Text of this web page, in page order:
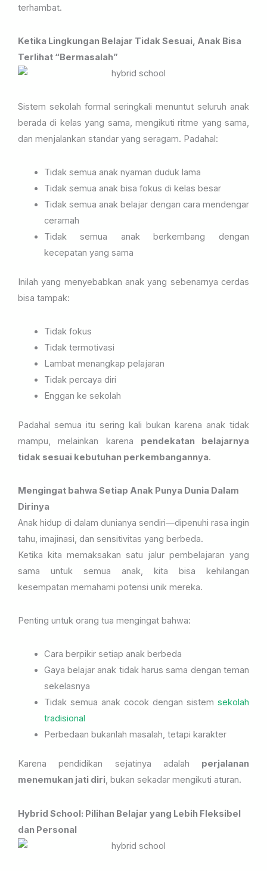
terhambat.
Ketika Lingkungan Belajar Tidak Sesuai, Anak Bisa
Terlihat “Bermasalah”
Sistem sekolah formal seringkali menuntut seluruh anak
berada di kelas yang sama, mengikuti ritme yang sama,
dan menjalankan standar yang seragam. Padahal:
Tidak semua anak nyaman duduk lama
Tidak semua anak bisa fokus di kelas besar
Tidak semua anak belajar dengan cara mendengar
ceramah
Tidak semua anak berkembang dengan
kecepatan yang sama
Inilah yang menyebabkan anak yang sebenarnya cerdas
bisa tampak:
Tidak fokus
Tidak termotivasi
Lambat menangkap pelajaran
Tidak percaya diri
Enggan ke sekolah
Padahal semua itu sering kali bukan karena anak tidak
mampu, melainkan karena pendekatan belajarnya
tidak sesuai kebutuhan perkembangannya.
Mengingat bahwa Setiap Anak Punya Dunia Dalam
Dirinya
Anak hidup di dalam dunianya sendiri—dipenuhi rasa ingin
tahu, imajinasi, dan sensitivitas yang berbeda.
Ketika kita memaksakan satu jalur pembelajaran yang
sama untuk semua anak, kita bisa kehilangan
kesempatan memahami potensi unik mereka.
Penting untuk orang tua mengingat bahwa:
Cara berpikir setiap anak berbeda
Gaya belajar anak tidak harus sama dengan teman
sekelasnya
Tidak semua anak cocok dengan sistem sekolah
tradisional
Perbedaan bukanlah masalah, tetapi karakter
Karena pendidikan sejatinya adalah perjalanan
menemukan jati diri, bukan sekadar mengikuti aturan.
Hybrid School: Pilihan Belajar yang Lebih Fleksibel
dan Personal